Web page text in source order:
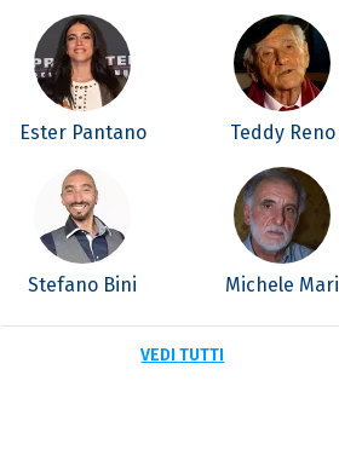
Ester Pantano Teddy Reno
Stefano Bini Michele Mari
VEDI TUTTI